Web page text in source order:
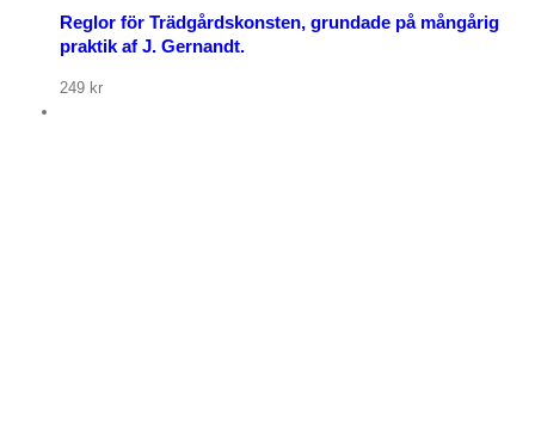
Reglor för Trädgårdskonsten, grundade på mångårig
praktik af J. Gernandt.
249 kr